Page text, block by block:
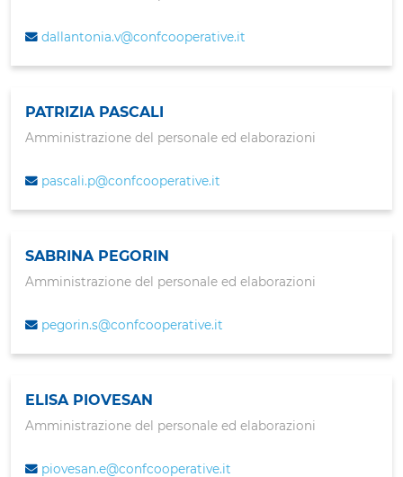
dallantonia.v@confcooperative.it
PATRIZIA PASCALI
Amministrazione del personale ed elaborazioni
pascali.p@confcooperative.it
SABRINA PEGORIN
Amministrazione del personale ed elaborazioni
pegorin.s@confcooperative.it
ELISA PIOVESAN
Amministrazione del personale ed elaborazioni
piovesan.e@confcooperative.it